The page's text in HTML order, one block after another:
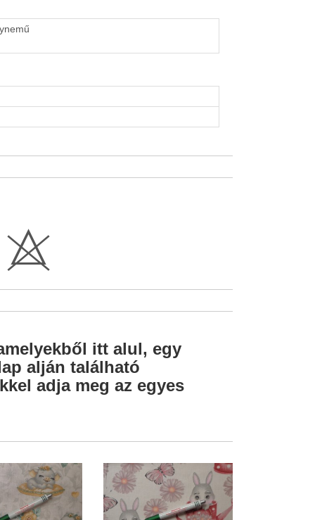
H
itt alul, egy
alján található
adja meg az egyes